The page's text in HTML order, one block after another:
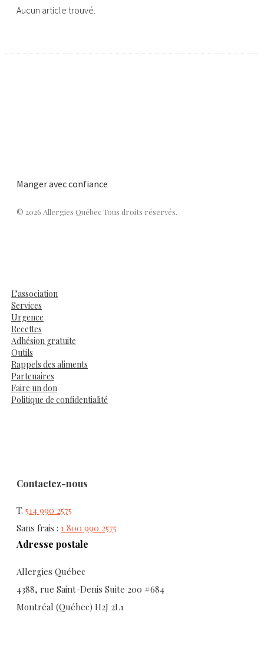
Aucun article trouvé.
Manger avec confiance
© 2026 Allergies Québec Tous droits réservés.
L’association
Services
Urgence
Recettes
Adhésion gratuite
Outils
Rappels des aliments
Partenaires
Faire un don
Politique de confidentialité
Contactez-nous
T. 514 990 2575
Sans frais : 1 800 990 2575
Adresse postale
Allergies Québec
4388, rue Saint-Denis Suite 200 #684
Montréal (Québec) H2J 2L1